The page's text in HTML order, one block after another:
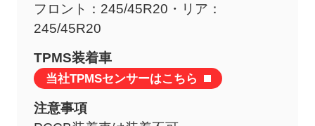
フロント：245/45R20・リア：
245/45R20
TPMS装着車
当社TPMSセンサーはこちら
注意事項